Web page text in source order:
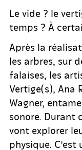
Le vide ? le
temps ? À
Après la
les arbres, sur
falaises, les
Vertige(s), Ana
Wagner,
sonore. Durant
vont explorer
physique.